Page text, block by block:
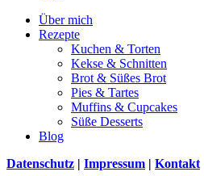
Über mich
Rezepte
Kuchen & Torten
Kekse & Schnitten
Brot & Süßes Brot
Pies & Tartes
Muffins & Cupcakes
Süße Desserts
Blog
Datenschutz | Impressum | Kontakt